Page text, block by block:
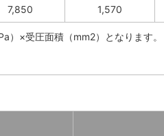
7,850 1,570
）×受圧面積（mm2）となります。